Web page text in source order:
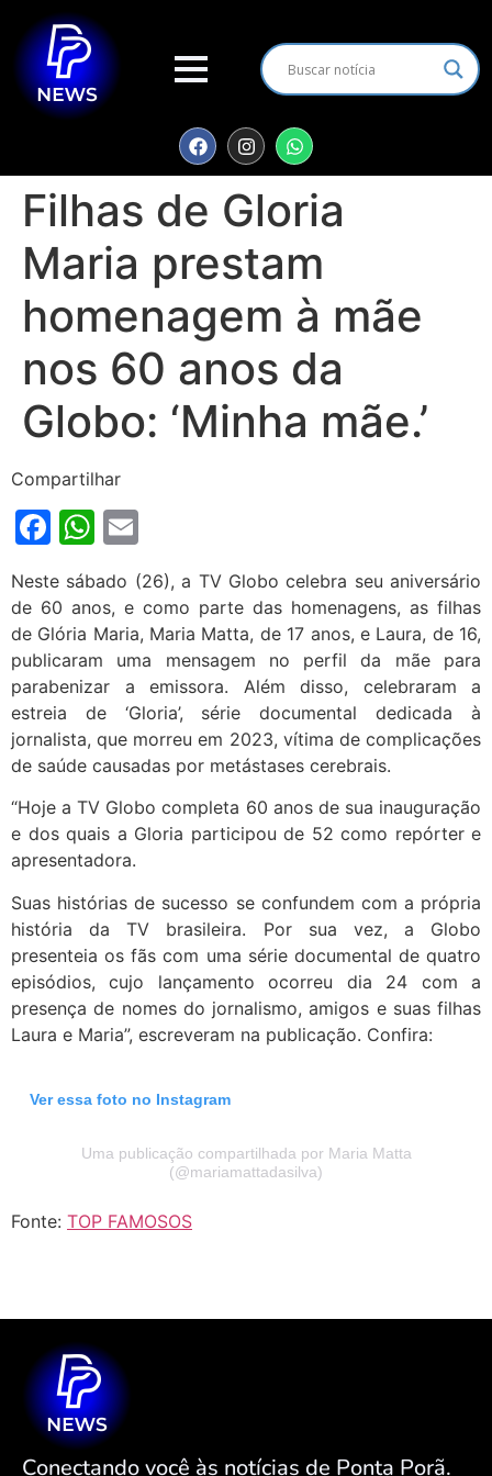
Filhas de Gloria
Maria prestam
homenagem à mãe
nos 60 anos da
Globo: ‘Minha mãe.’
Compartilhar
Facebook
WhatsApp
Neste sábado (26), a TV Globo celebra seu aniversário
de 60 anos, e como parte das homenagens, as filhas
de Glória Maria, Maria Matta, de 17 anos, e Laura, de 16,
publicaram uma mensagem no perfil da mãe para
parabenizar a emissora. Além disso, celebraram a
estreia de ‘Gloria’, série documental dedicada à
jornalista, que morreu em 2023, vítima de complicações
de saúde causadas por metástases cerebrais.
“Hoje a TV Globo completa 60 anos de sua inauguração
e dos quais a Gloria participou de 52 como repórter e
apresentadora.
Suas histórias de sucesso se confundem com a própria
história da TV brasileira. Por sua vez, a Globo
presenteia os fãs com uma série documental de quatro
episódios, cujo lançamento ocorreu dia 24 com a
presença de nomes do jornalismo, amigos e suas filhas
Laura e Maria”, escreveram na publicação. Confira:
Ver essa foto no Instagram
Uma publicação compartilhada por Maria Matta
(@mariamattadasilva)
Fonte: TOP FAMOSOS
Conectando você às notícias de Ponta Porã.